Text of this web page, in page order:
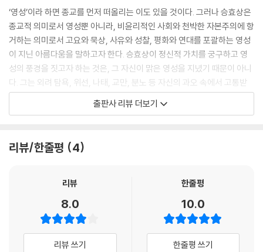
한 장소로 만들자고 말을 꺼냈는데, 그는 그 자리에서 수목원 이름을 ‘사유
원’이라 정하고 말았다.
--- 「사유원」 중에서
세속적이고 장식적인 공간이 아니라 가장 단순한 형태, 진정성으로 가득
찬 모습이 교회당 건축의 진실이며 목표가 되어야 한다. 프랑스 시인 폴 발
레리는 명료한 것만큼 신비로운 게 없다고 했다. 명료하고 단순한 공간, 진
리 속에서 자유하고자 하는 이들의 집, 바로 교회와 교회 건축의 본질이라
고 여기는 것이다.
때 성리학의 거두 회재 이언적이 정쟁에서 밀려난 후 낙향하여 지은 이 집
은, 빌라 로툰다와 거의 같은 시대에 이 땅에 지은 건축이다. (…) 여기 독락
당의 건축은 건물로 존재하는 게 아니었다. 건물은 마당을 이루는 한낱 도
구이며, 각기 다른 마당은 서로 독립된 세계다.
--- 「독락당」 중에서
‘영성’이라 하면 종교를 먼저 떠올리는 이도 있을 것이다. 그러나 승효상은
종교적 의미로서 영성뿐 아니라, 비윤리적인 사회와 천박한 자본주의에 항
거하는 의미로서 고요와 묵상, 사유와 성찰, 평화와 연대를 포괄하는 영성
이 지닌 아름다움을 말하고자 한다. 승효상이 정신적 가치를 궁구하고 영
성의 풍경을 짓고자 하는 것은, 그 자신이 맑은 영성을 지녔기 때문이 아니
다. 그는 외려 탐욕, 위선, 나태, 교만, 분노 등 자신의 과오 속에서 고통받
으며 괴로워한다고 고백한다. 번민과 숙고를 끝없이 거듭하기에, 더 절박
하게 영성을 찾을 수밖에 없다고 말한다. 영성을 향한 승효상의 여정에 공
는 건축 풍경에, 영성의 장소에 시간을 내어 머무를 만하지 않을까.
『솔스케이프』에서 승효상이 다루는 주요 장소는 모두 국내다. 아울러 승효
수 있는 곳이어서 경로를 짜기에 수월하고 현실적이다. 게다가 지은이가
동선과 숙박도 자유로이 정할 수 있도록 가이드하고 있어, 잠시 일상에서
벗어나 정주하고 싶을 때 자신의 여건에 맞추어 떠날 수 있다. 또한 책에서
출판사 리뷰 더보기
리뷰/한줄평 4
리뷰
8.0
리뷰 쓰기
한줄평
10.0
한줄평 쓰기